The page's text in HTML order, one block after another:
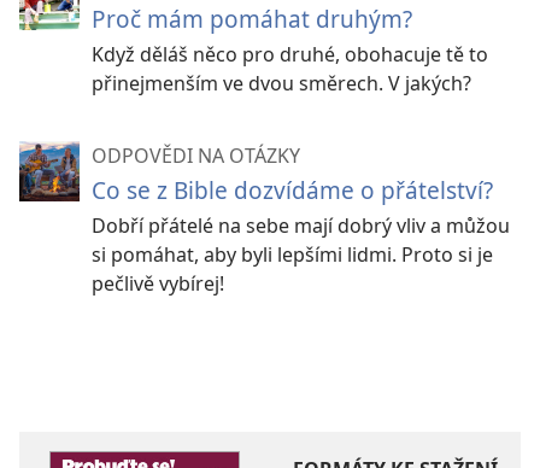
Proč mám pomáhat druhým?
Když děláš něco pro druhé, obohacuje tě to
přinejmenším ve dvou směrech. V jakých?
ODPOVĚDI NA OTÁZKY
Co se z Bible dozvídáme o přátelství?
Dobří přátelé na sebe mají dobrý vliv a můžou
si pomáhat, aby byli lepšími lidmi. Proto si je
pečlivě vybírej!